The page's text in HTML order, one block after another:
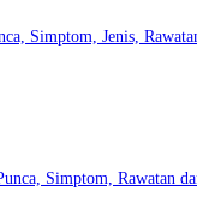
Simptom, Jenis,
Simptom, Rawatan